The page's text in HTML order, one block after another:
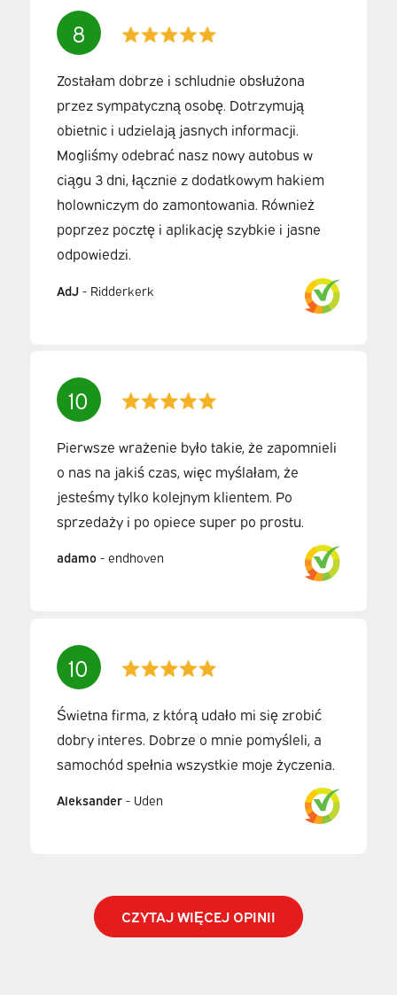
8
Zostałam dobrze i schludnie obsłużona
przez sympatyczną osobę. Dotrzymują
obietnic i udzielają jasnych informacji.
Mogliśmy odebrać nasz nowy autobus w
ciągu 3 dni, łącznie z dodatkowym hakiem
holowniczym do zamontowania. Również
poprzez pocztę i aplikację szybkie i jasne
odpowiedzi.
AdJ- Ridderkerk
10
Pierwsze wrażenie było takie, że zapomnieli
o nas na jakiś czas, więc myślałam, że
jesteśmy tylko kolejnym klientem. Po
sprzedaży i po opiece super po prostu.
adamo - endhoven
10
Świetna firma, z którą udało mi się zrobić
dobry interes. Dobrze o mnie pomyśleli, a
samochód spełnia wszystkie moje życzenia.
Aleksander- Uden
CZYTAJ WIĘCEJ OPINII